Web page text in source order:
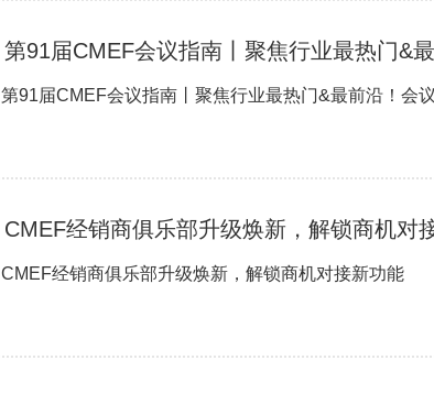
第91届CMEF会议指南丨聚焦行业最热门&
第91届CMEF会议指南丨聚焦行业最热门&最前沿！会
CMEF经销商俱乐部升级焕新，解锁商机对
CMEF经销商俱乐部升级焕新，解锁商机对接新功能